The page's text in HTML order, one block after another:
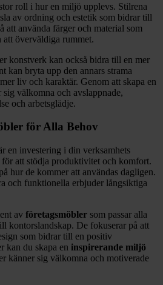
roll i hur en miljö upplevs. Stilrena
av ordning och estetik som bidrar till
att använda färger och material som
att överväldiga rummet.
konstverk kan också bidra till en mer
kan bryta upp den annars strama
liv och karaktär. Genom att skapa en
välkomna och avslappnade,
och arbetsglädje.
för Alla Behov
en investering i din verksamhets
för att stödja produktivitet och komfort.
hur de kommer att användas dagligen.
och funktionella erbjuder långsiktiga
av företagsmöbler som passar alla
kontorslandskap. De fokuserar på att
som bidrar till en positiv
kan du skapa en inspirerande miljö
känner sig välkomna och motiverade